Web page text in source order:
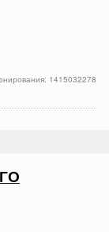
1415032278